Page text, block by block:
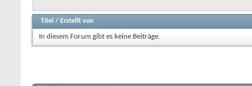
Titel / Erstellt von
In diesem Forum gibt es keine Beiträge.